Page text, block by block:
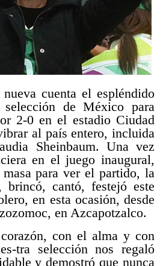
cuenta el espléndido
de México para
2-0 en el estadio Ciudad
al país entero, incluida
Sheinbaum. Una vez
en el juego inaugural,
para ver el partido, la
brincó, cantó, festejó este
en esta ocasión, desde
en Azcapotzalco.
con el alma y con
tra selección nos regaló
y demostró que nunca